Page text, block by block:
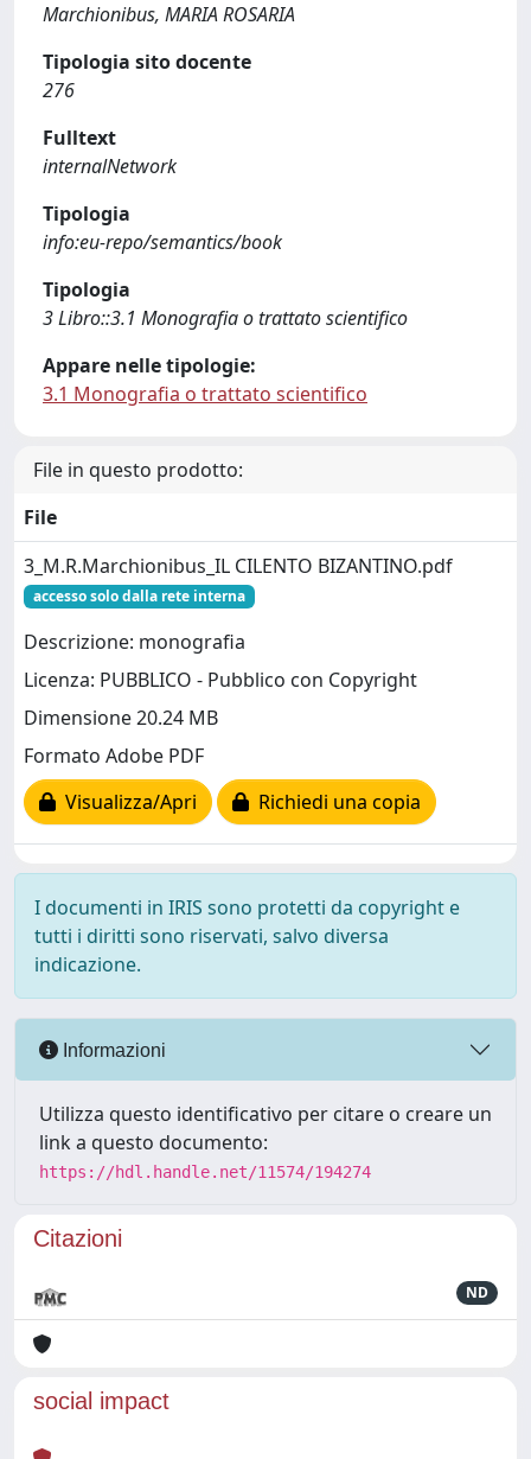
Marchionibus, MARIA ROSARIA
Tipologia sito docente
276
Fulltext
internalNetwork
Tipologia
info:eu-repo/semantics/book
Tipologia
3 Libro::3.1 Monografia o trattato scientifico
Appare nelle tipologie:
3.1 Monografia o trattato scientifico
File in questo prodotto:
File
3_M.R.Marchionibus_IL CILENTO BIZANTINO.pdf
accesso solo dalla rete interna
Descrizione: monografia
Licenza: PUBBLICO - Pubblico con Copyright
Dimensione 20.24 MB
Formato Adobe PDF
Visualizza/Apri
Richiedi una copia
I documenti in IRIS sono protetti da copyright e
tutti i diritti sono riservati, salvo diversa
indicazione.
Informazioni
Utilizza questo identificativo per citare o creare un
link a questo documento:
https://hdl.handle.net/11574/194274
Citazioni
ND
social impact